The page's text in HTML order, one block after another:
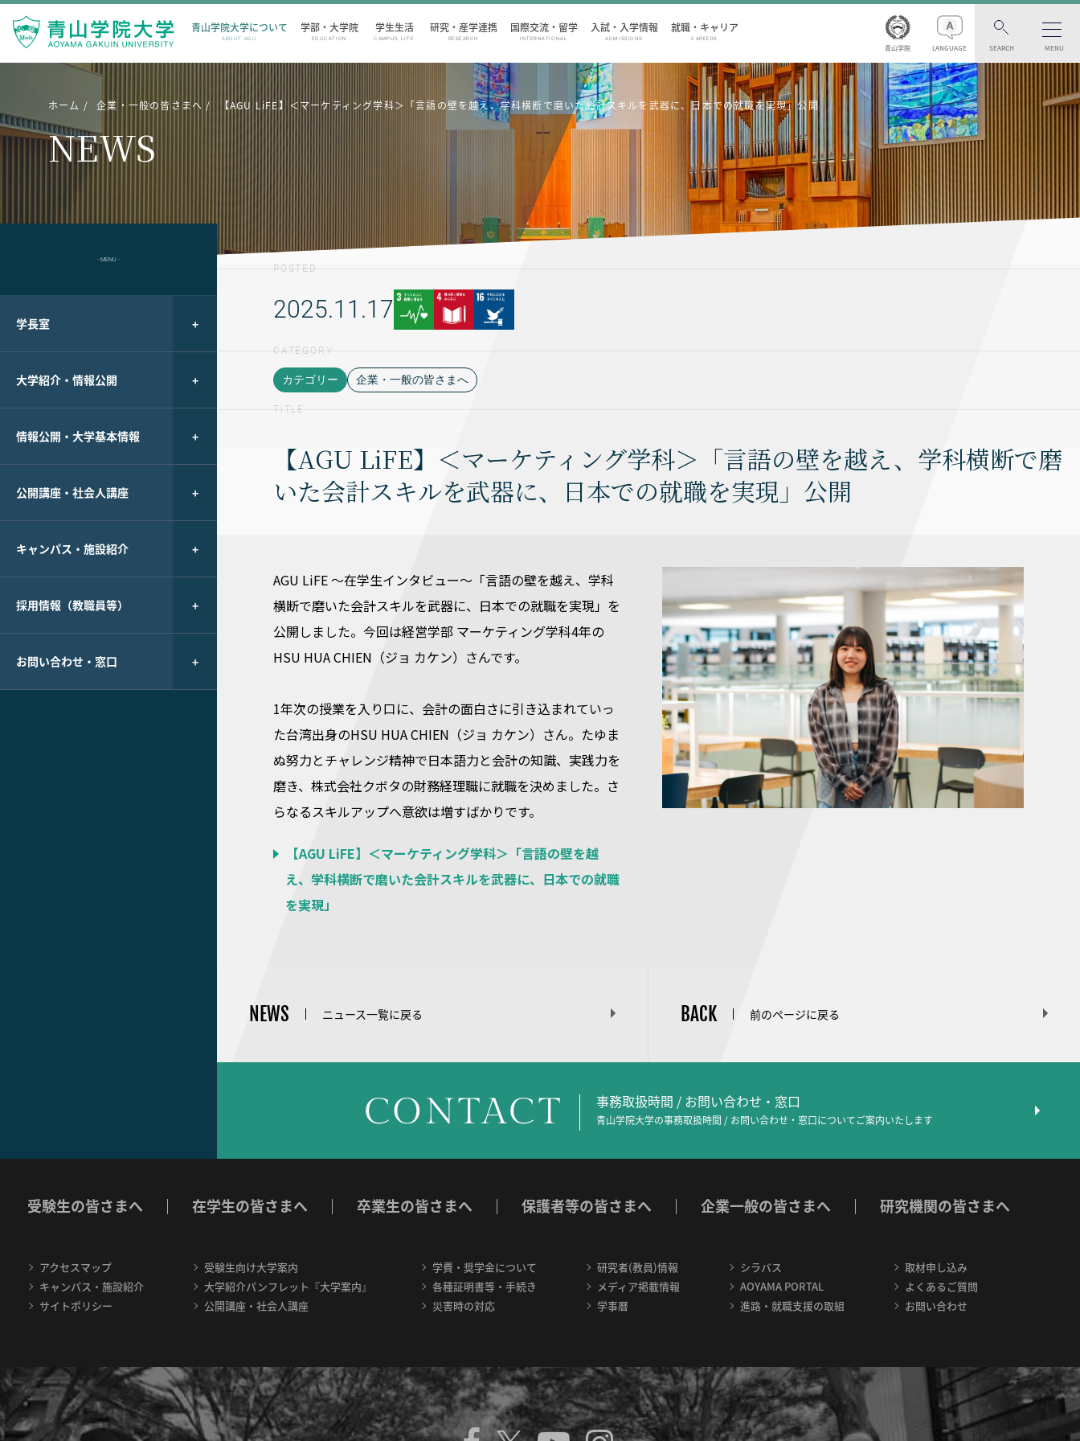
青山学院大学について
ABOUT AGU
学部・大学院
EDUCATION
学生生活
CAMPUS LIFE
研究・産学連携
RESEARCH
国際交流・留学
INTERNATIONAL
入試・入学情報
ADMISSIONS
就職・キャリア
CAREERS
青山学院 LANGUAGE SEARCH MENU
ホーム 企業・一般の皆さまへ 【AGU LiFE】＜マーケティング学科＞「言語の壁を越え、学科横断で磨いた会計スキルを武器に、日本での就職を実現」公開
NEWS
- MENU -
学長室
大学紹介・情報公開
情報公開・大学基本情報
公開講座・社会人講座
キャンパス・施設紹介
採用情報（教職員等）
お問い合わせ・窓口
POSTED
2025.11.17
CATEGORY
カテゴリー 企業・一般の皆さまへ
TITLE
【AGU LiFE】＜マーケティング学科＞「言語の壁を越え、学科横断で磨
いた会計スキルを武器に、日本での就職を実現」公開
AGU LiFE ～在学生インタビュー～「言語の壁を越え、学科
横断で磨いた会計スキルを武器に、日本での就職を実現」を
公開しました。今回は経営学部 マーケティング学科4年の
HSU HUA CHIEN（ジョ カケン）さんです。
1年次の授業を入り口に、会計の面白さに引き込まれていっ
た台湾出身のHSU HUA CHIEN（ジョ カケン）さん。たゆま
ぬ努力とチャレンジ精神で日本語力と会計の知識、実践力を
磨き、株式会社クボタの財務経理職に就職を決めました。さ
らなるスキルアップへ意欲は増すばかりです。
【AGU LiFE】＜マーケティング学科＞「言語の壁を越
え、学科横断で磨いた会計スキルを武器に、日本での就職
を実現」
NEWS ニュース一覧に戻る BACK 前のページに戻る
CONTACT 事務取扱時間 / お問い合わせ・窓口
青山学院大学の事務取扱時間 / お問い合わせ・窓口についてご案内いたします
受験生の皆さまへ 在学生の皆さまへ 卒業生の皆さまへ 保護者等の皆さまへ 企業一般の皆さまへ 研究機関の皆さまへ
アクセスマップ
キャンパス・施設紹介
サイトポリシー
受験生向け大学案内
大学紹介パンフレット『大学案内』
公開講座・社会人講座
学費・奨学金について
各種証明書等・手続き
災害時の対応
研究者(教員)情報
メディア掲載情報
学事暦
シラバス
AOYAMA PORTAL
進路・就職支援の取組
取材申し込み
よくあるご質問
お問い合わせ